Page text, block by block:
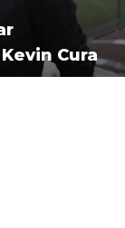
Cura